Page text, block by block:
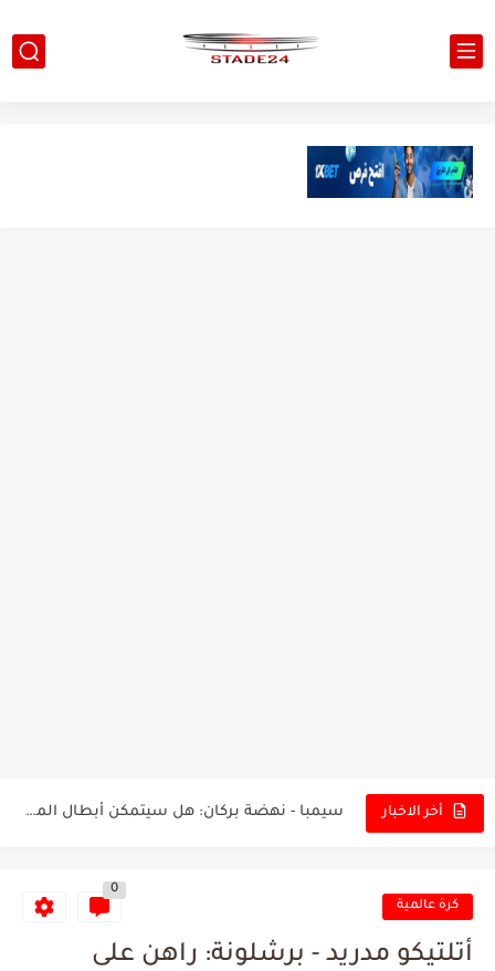
أخر الاخبار سيمبا - نهضة بركان: هل سيتمكن أبطال المغرب من الحفاظ...
البرنامج الكامل لنهائي البطولة بين الاتحاد المنستيري والنادي الإفريقي كرة عالمية
0
أتلتيكو مدريد - برشلونة: راهن على